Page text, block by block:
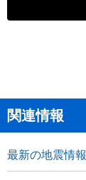
関連情報
最新の地震情報